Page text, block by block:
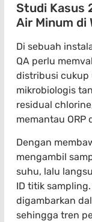
Studi Kasus
Air Minum di
Di sebuah
QA perlu
distribusi cukup
mikrobiologis
residual
memantau ORP
Dengan
mengambil
suhu, lalu
ID titik
digambarkan
sehingga tren